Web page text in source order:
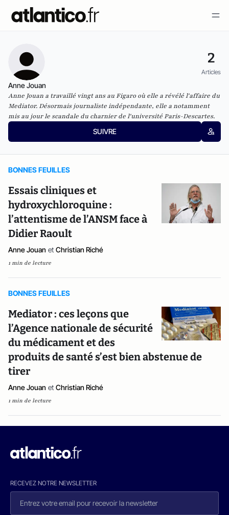
2
Articles
Anne Jouan
Anne Jouan a travaillé vingt ans au Figaro où elle a révélé l'affaire du
Mediator. Désormais journaliste indépendante, elle a notamment
mis au jour le scandale du charnier de l'université Paris-Descartes.
SUIVRE
BONNES FEUILLES
Essais cliniques et
hydroxychloroquine :
l’attentisme de l’ANSM face à
Didier Raoult
Anne Jouan et Christian Riché
1 min de lecture
BONNES FEUILLES
Mediator : ces leçons que
l’Agence nationale de sécurité
du médicament et des
produits de santé s’est bien abstenue de
tirer
Anne Jouan et Christian Riché
1 min de lecture
RECEVEZ NOTRE NEWSLETTER